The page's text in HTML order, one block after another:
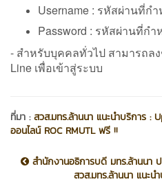
Username : รหัสผ่านที่ก
Password : รหัสผ่านที่กำ
- สำหรับบุคคลทั่วไป สามารถล
Line เพื่อเข้าสู่ระบบ
ที่มา :สวส.มทร.ล้านนา แนะนำบริการ :
ออนไลน์ ROC RMUTL ฟรี !!
สำนักงานอธิการบดี มทร.ล้านนา
สวส.มทร.ล้านนา แนะน